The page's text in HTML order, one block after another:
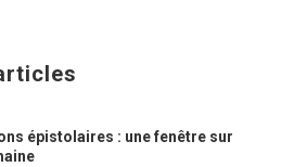
épistolaires : une fenêtre sur